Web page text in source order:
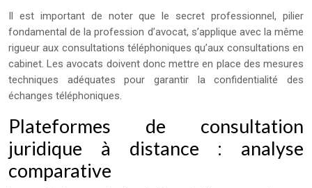
Il est important de noter que le secret professionnel, pilier
fondamental de la profession d’avocat, s’applique avec la même
rigueur aux consultations téléphoniques qu’aux consultations en
cabinet. Les avocats doivent donc mettre en place des mesures
techniques adéquates pour garantir la confidentialité des
échanges téléphoniques.
Plateformes de consultation
juridique à distance : analyse
comparative